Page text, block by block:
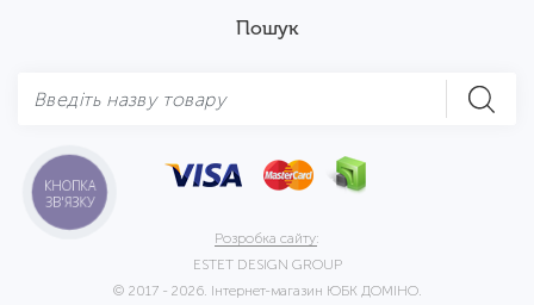
Пошук
Розробка сайту:
ESTET DESIGN GROUP
© 2017 - 2026. Інтернет-магазин ЮБК ДОМІНО.
КНОПКА
ЗВ'ЯЗКУ